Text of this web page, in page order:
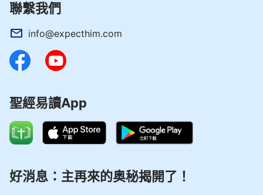
聯繫我們
info@expecthim.com
聖經易讀App
好消息：主再來的奥秘揭開了！